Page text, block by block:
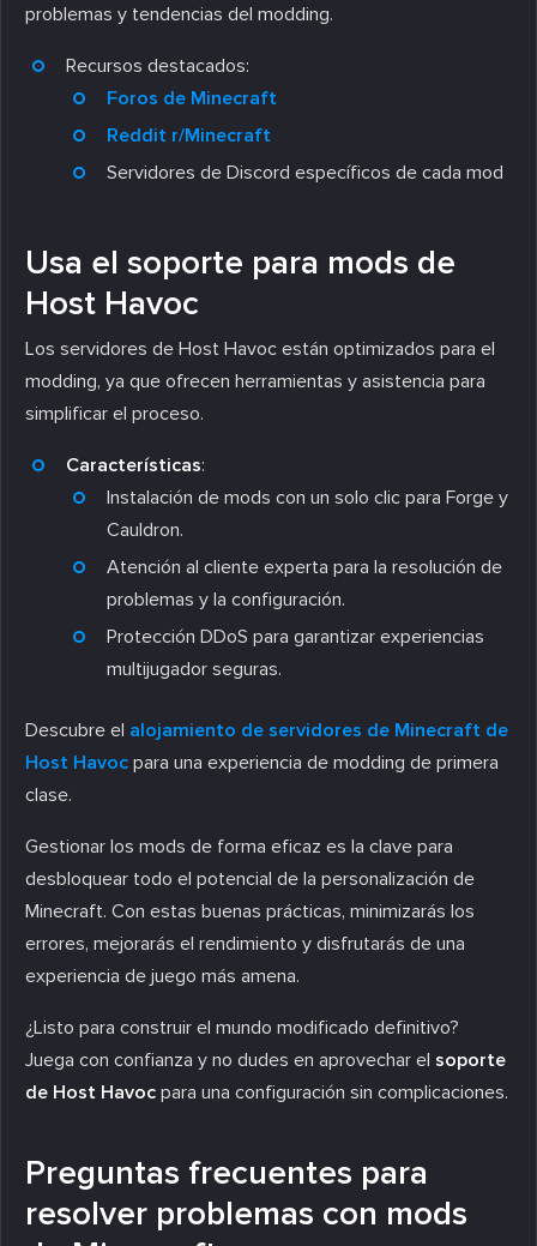
problemas y tendencias del modding.
Recursos destacados:
Foros de Minecraft
Reddit r/Minecraft
Servidores de Discord específicos de cada mod
Usa el soporte para mods de
Host Havoc
Los servidores de Host Havoc están optimizados para el
modding, ya que ofrecen herramientas y asistencia para
simplificar el proceso.
Características:
Instalación de mods con un solo clic para Forge y
Cauldron.
Atención al cliente experta para la resolución de
problemas y la configuración.
Protección DDoS para garantizar experiencias
multijugador seguras.
Descubre el alojamiento de servidores de Minecraft de
Host Havoc para una experiencia de modding de primera
clase.
Gestionar los mods de forma eficaz es la clave para
desbloquear todo el potencial de la personalización de
Minecraft. Con estas buenas prácticas, minimizarás los
errores, mejorarás el rendimiento y disfrutarás de una
experiencia de juego más amena.
¿Listo para construir el mundo modificado definitivo?
Juega con confianza y no dudes en aprovechar el soporte
de Host Havoc para una configuración sin complicaciones.
Preguntas frecuentes para
resolver problemas con mods